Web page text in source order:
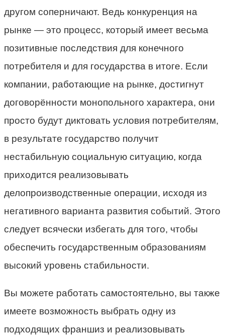
другом соперничают. Ведь конкуренция на
рынке — это процесс, который имеет весьма
позитивные последствия для конечного
потребителя и для государства в итоге. Если
компании, работающие на рынке, достигнут
договорённости монопольного характера, они
просто будут диктовать условия потребителям,
в результате государство получит
нестабильную социальную ситуацию, когда
приходится реализовывать
делопроизводственные операции, исходя из
негативного варианта развития событий. Этого
следует всячески избегать для того, чтобы
обеспечить государственным образованиям
высокий уровень стабильности.
Вы можете работать самостоятельно, вы также
имеете возможность выбрать одну из
подходящих франшиз и реализовывать